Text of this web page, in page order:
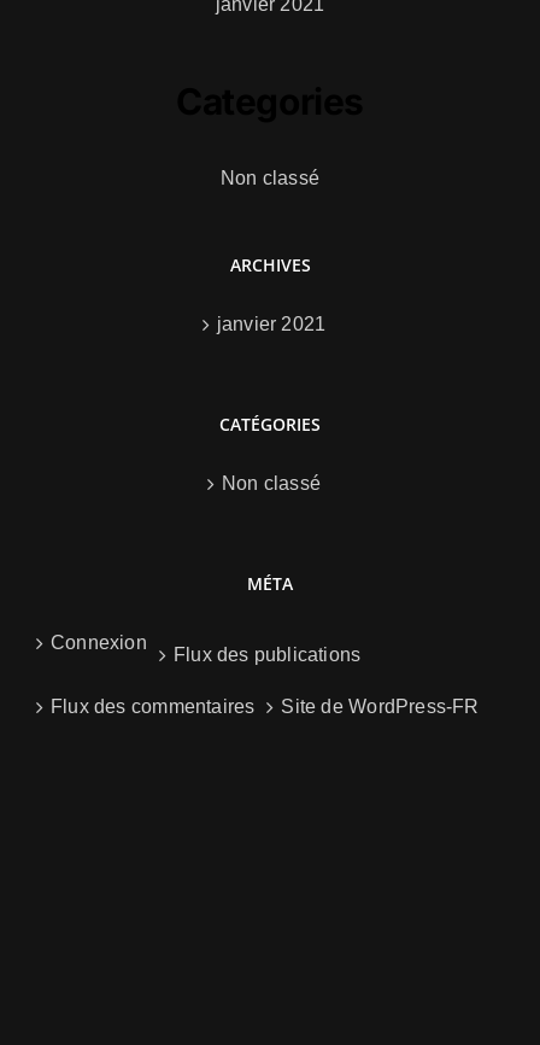
janvier 2021
Non classé
ARCHIVES
janvier 2021
CATÉGORIES
Non classé
MÉTA
Connexion
Flux des publications
Flux des commentaires Site de WordPress-FR